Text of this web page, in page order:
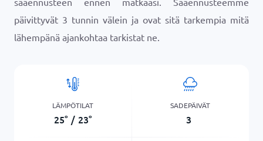
päivittyvät 3 tunnin välein ja ovat sitä tarkempia mitä
lähempänä ajankohtaa tarkistat ne.
LÄMPÖTILAT
25° / 23°
SADEPÄIVÄT
3